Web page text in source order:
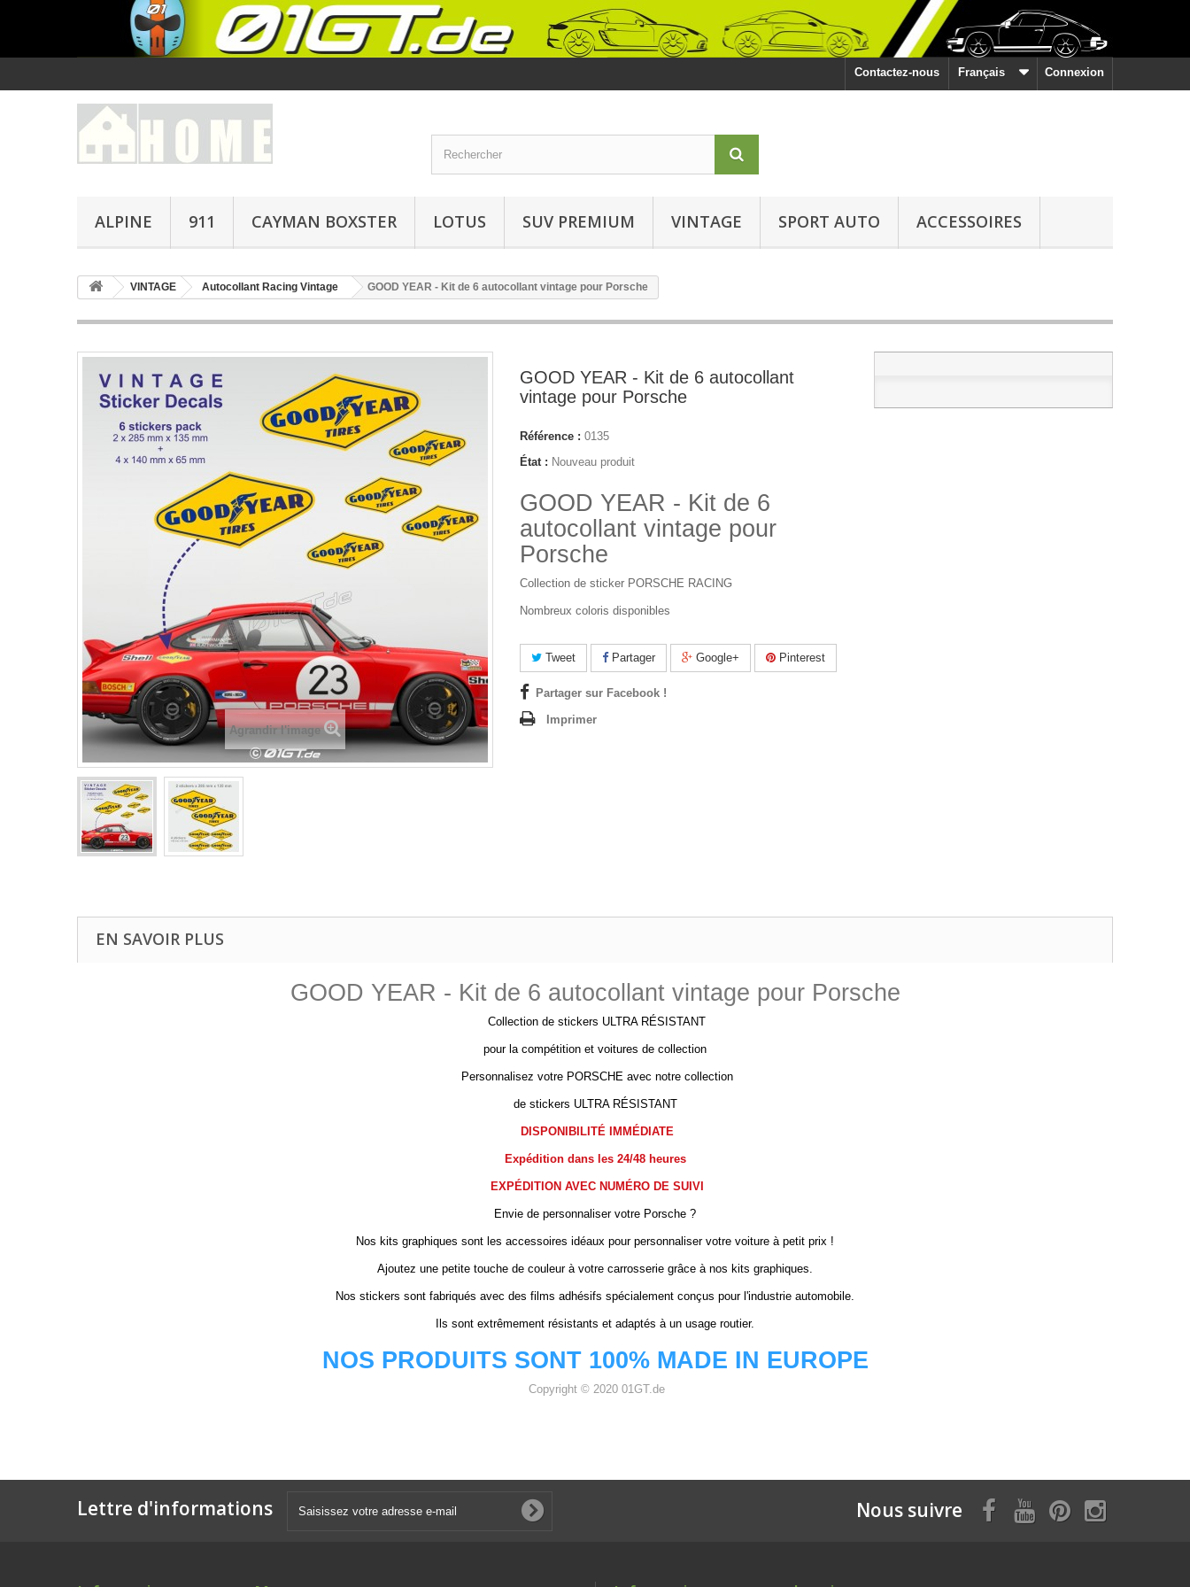
Connexion
Français
Contactez-nous
ALPINE 911 CAYMAN BOXSTER LOTUS SUV PREMIUM VINTAGE SPORT AUTO ACCESSOIRES
VINTAGE Autocollant Racing Vintage GOOD YEAR - Kit de 6 autocollant vintage pour Porsche
Agrandir l'image
GOOD YEAR - Kit de 6 autocollant
vintage pour Porsche
Référence : 0135
État : Nouveau produit
GOOD YEAR - Kit de 6
autocollant vintage pour
Porsche
Collection de sticker PORSCHE RACING
Nombreux coloris disponibles
Tweet Partager Google+ Pinterest
Partager sur Facebook !
Imprimer
EN SAVOIR PLUS
GOOD YEAR - Kit de 6 autocollant vintage pour Porsche
Collection de stickers ULTRA RÉSISTANT
pour la compétition et voitures de collection
Personnalisez votre PORSCHE avec notre collection
de stickers ULTRA RÉSISTANT
DISPONIBILITÉ IMMÉDIATE
Expédition dans les 24/48 heures
EXPÉDITION AVEC NUMÉRO DE SUIVI
Envie de personnaliser votre Porsche ?
Nos kits graphiques sont les accessoires idéaux pour personnaliser votre voiture à petit prix !
Ajoutez une petite touche de couleur à votre carrosserie grâce à nos kits graphiques.
Nos stickers sont fabriqués avec des films adhésifs spécialement conçus pour l'industrie automobile.
Ils sont extrêmement résistants et adaptés à un usage routier.
NOS PRODUITS SONT 100% MADE IN EUROPE
Copyright © 2020 01GT.de
Lettre d'informations Nous suivre